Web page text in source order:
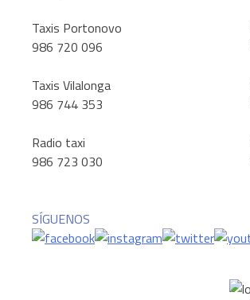
Taxis Portonovo
986 720 096
Taxis Vilalonga
986 744 353
Radio taxi
986 723 030
SÍGUENOS